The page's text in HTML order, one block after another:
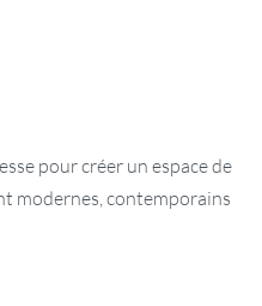
pour créer un espace de
modernes, contemporains